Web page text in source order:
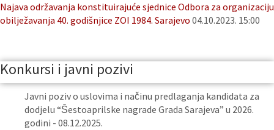
Najava održavanja konstituirajuće sjednice Odbora za organizaciju
obilježavanja 40. godišnjice ZOI 1984. Sarajevo 04.10.2023. 15:00
Konkursi i javni pozivi
Javni poziv o uslovima i načinu predlaganja kandidata za
dodjelu “Šestoaprilske nagrade Grada Sarajeva” u 2026.
godini - 08.12.2025.